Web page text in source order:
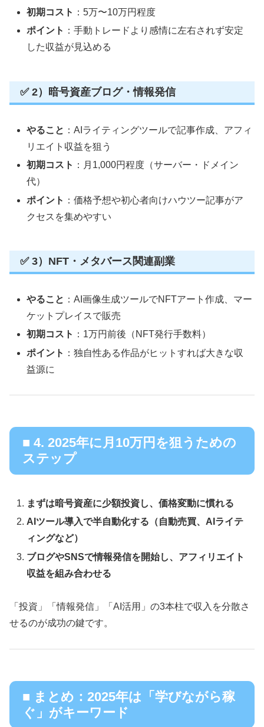
初期コスト ：5万〜10万円程度
ポイント ：手動トレードより感情に左右されず安定
した収益が見込める
✅ 2）暗号資産ブログ・情報発信
やること ：AIライティングツールで記事作成、アフィ
リエイト収益を狙う
初期コスト ：月1,000円程度（サーバー・ドメイン
代）
ポイント ：価格予想や初心者向けハウツー記事がア
クセスを集めやすい
✅ 3）NFT・メタバース関連副業
やること ：AI画像生成ツールでNFTアート作成、マー
ケットプレイスで販売
初期コスト ：1万円前後（NFT発行手数料）
ポイント ：独自性ある作品がヒットすれば大きな収
益源に
■ 4. 2025年に月10万円を狙うための
ステップ
まずは暗号資産に少額投資し、価格変動に慣れる
AIツール導入で半自動化する（自動売買、AIライテ
ィングなど）
ブログやSNSで情報発信を開始し、アフィリエイト
収益を組み合わせる
「投資」「情報発信」「AI活用」の3本柱で収入を分散さ
せるのが成功の鍵です。
■ まとめ：2025年は「学びながら稼
ぐ」がキーワード